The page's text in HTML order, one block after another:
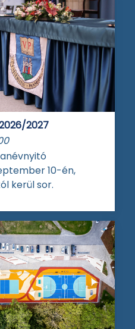
2027
10-én,
kerül sor.